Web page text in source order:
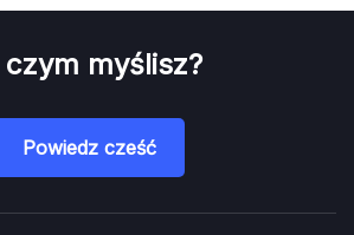
czym myślisz?
Powiedz cześć